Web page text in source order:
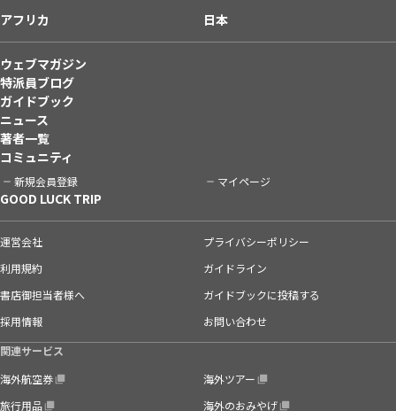
アフリカ
日本
ウェブマガジン
特派員ブログ
ガイドブック
ニュース
著者一覧
コミュニティ
新規会員登録 マイページ
GOOD LUCK TRIP
運営会社
プライバシーポリシー
利用規約
ガイドライン
書店御担当者様へ
ガイドブックに投稿する
採用情報
お問い合わせ
関連サービス
海外航空券
海外ツアー
旅行用品
海外のおみやげ